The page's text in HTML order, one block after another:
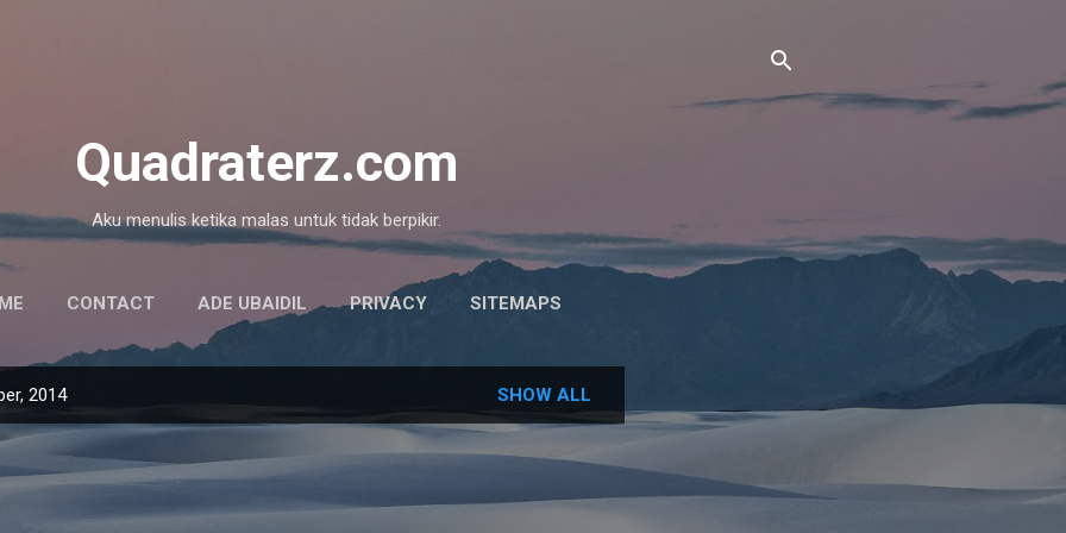
Quadraterz.com
Aku menulis ketika malas untuk tidak berpikir.
CONTACT ADE UBAIDIL PRIVACY SITEMAPS
2014 SHOW ALL